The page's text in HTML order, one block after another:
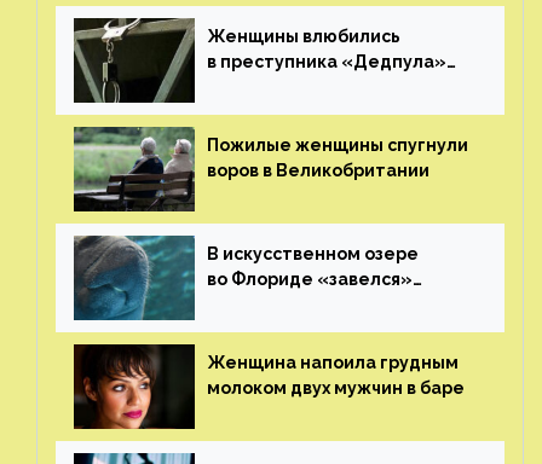
Женщины влюбились
в преступника «Дедпула»
ему жизнь
Пожилые женщины спугнули
воров в Великобритании
В искусственном озере
во Флориде «завелся»
Женщина напоила грудным
молоком двух мужчин в баре